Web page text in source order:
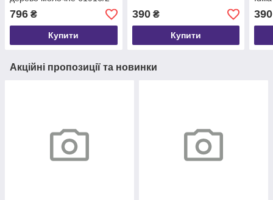
Idilia
796 ₴
Купити
390₴
Купити
390
Акційні пропозиції та новинки